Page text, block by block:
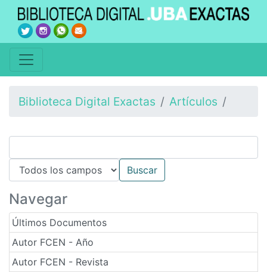
Biblioteca Digital Exactas Artículos
Navegar
Últimos Documentos
Autor FCEN - Año
Autor FCEN - Revista